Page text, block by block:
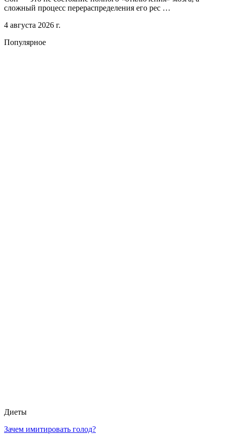
сложный процесс перераспределения его рес …
4 августа 2026 г.
Популярное
Диеты
Зачем имитировать голод?